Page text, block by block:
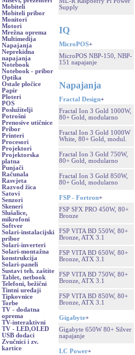
Mobiteli
Mobiteli pribor
Monitori
Motori
Mrežna oprema
Multimedija
Napajanja
Neprekidna
napajanja
Notebook
Notebook - pribor
Optika
Ostale pločice
Papir
Ploteri
POS
Poslužitelji
Potrošni
Prenosive utičnice
Pribor
Printeri
Procesori
Projektori
Projektorska
platna
Punjači
Računala
Rasvjeta
Razvod žica
Satovi
Senzori
Skeneri
Slušalice,
mikrofoni
Softver
Solari-instalacijski
pribor
Solari-inverteri
Solari-montažna
konstrukcija
Solari-paneli
Sustavi teh. zaštite
Tablet, netbook
Telefoni, bežični
Tintni uređaji
Tipkovnice
Torbe
TV - dodatna
oprema
TV-interaktivni
TV - LED,OLED
USB dodaci
Zvučnici i zv.
kartice
Supply
IQ
MicroPOS+
MicroPOS NBP-150, NBP-
151 napajanje
Napajanja
Fractal Design+
Fractal Ion 3 Gold 1000W,
80+ Gold, modularno
Fractal Ion 3 Gold 1000W
White, 80+ Gold, modul.
Fractal Ion 3 Gold 750W,
80+ Gold, modularno
Fractal Ion 3 Gold 850W,
80+ Gold, modularno
FSP - Fortron+
FSP SFX PRO 450W, 80+
Bronze
FSP VITA BD 550W, 80+
Bronze, ATX 3.1
FSP VITA BD 650W, 80+
Bronze, ATX 3.1
FSP VITA BD 750W, 80+
Bronze, ATX 3.1
FSP VITA BD 850W, 80+
Bronze, ATX 3.1
Gigabyte+
Gigabyte 650W 80+ Silver
napajanje
LC Power+